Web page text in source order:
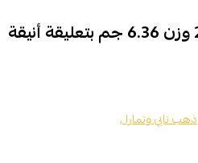
ذهب تابي وتمارا ,